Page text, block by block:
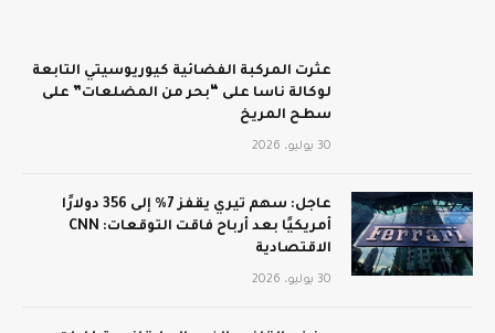
عثرت المركبة الفضائية كيوريوسيتي التابعة
لوكالة ناسا على “بحر من المضلعات” على
سطح المريخ
30 يوليو، 2026
عاجل: سهم تيري يقفز 7% إلى 356 دولارًا
أمريكيًا بعد أرباح فاقت التوقعات: CNN
الاقتصادية
30 يوليو، 2026